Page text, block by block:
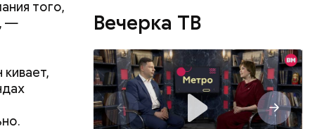
того,
—
Вечерка ТВ